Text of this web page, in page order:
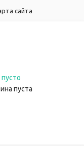
сайта
пусто
пуста